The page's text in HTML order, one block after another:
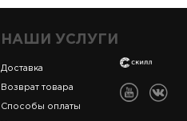
НАШИ УСЛУГИ
Доставка
Возврат товара
Способы оплаты